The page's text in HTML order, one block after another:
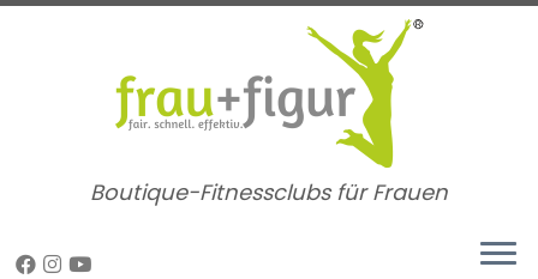
Zum
Boutique-Fitnessclubs für Frauen